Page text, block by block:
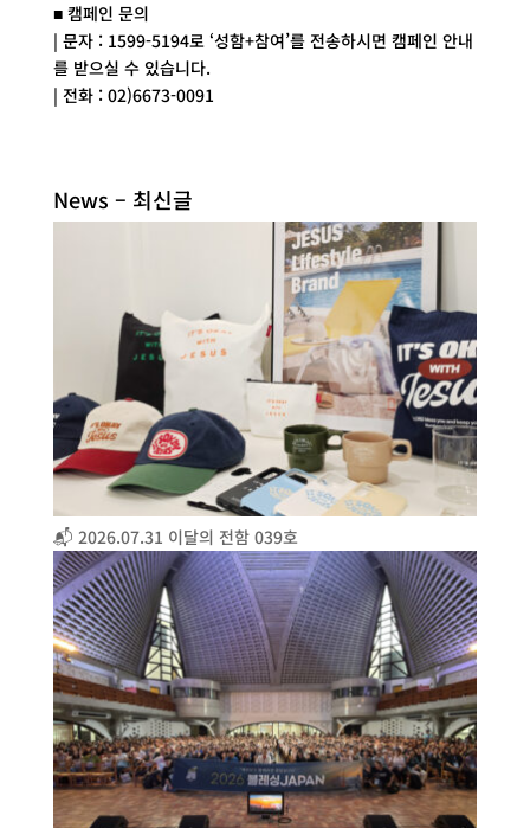
■ 캠페인 문의
| 문자 : 1599-5194로 ‘성함+참여’를 전송하시면 캠페인 안내
를 받으실 수 있습니다.
| 전화 : 02)6673-0091
News – 최신글
📬 2026.07.31 이달의 전함 039호